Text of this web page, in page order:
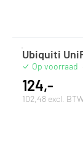
Ubiquiti
Op voorraad
124,-
102,48 excl.